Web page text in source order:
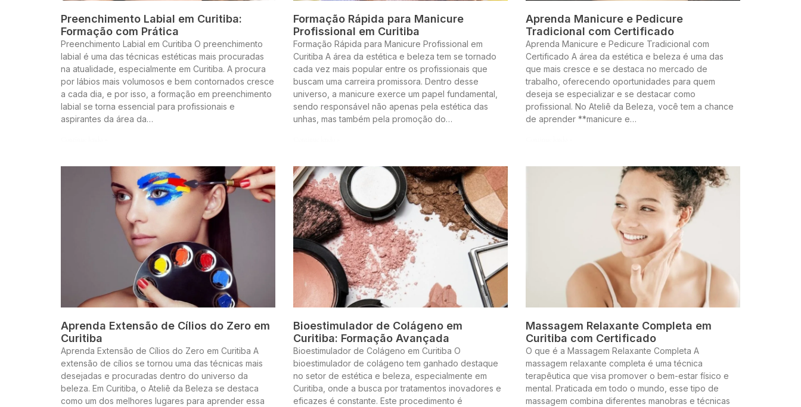
Preenchimento Labial em Curitiba:
Formação com Prática
Preenchimento Labial em Curitiba O preenchimento
labial é uma das técnicas estéticas mais procuradas
na atualidade, especialmente em Curitiba. A procura
por lábios mais volumosos e bem contornados cresce
a cada dia, e por isso, a formação em preenchimento
labial se torna essencial para profissionais e
aspirantes da área da…
Formação Rápida para Manicure
Profissional em Curitiba
Formação Rápida para Manicure Profissional em
Curitiba A área da estética e beleza tem se tornado
cada vez mais popular entre os profissionais que
buscam uma carreira promissora. Dentro desse
universo, a manicure exerce um papel fundamental,
sendo responsável não apenas pela estética das
unhas, mas também pela promoção do…
Aprenda Manicure e Pedicure
Tradicional com Certificado
Aprenda Manicure e Pedicure Tradicional com
Certificado A área da estética e beleza é uma das
que mais cresce e se destaca no mercado de
trabalho, oferecendo oportunidades para quem
deseja se especializar e se destacar como
profissional. No Ateliê da Beleza, você tem a chance
de aprender **manicure e…
Aprenda Extensão de Cílios do Zero em
Curitiba
Aprenda Extensão de Cílios do Zero em Curitiba A
extensão de cílios se tornou uma das técnicas mais
desejadas e procuradas dentro do universo da
beleza. Em Curitiba, o Ateliê da Beleza se destaca
como um dos melhores lugares para aprender essa
Bioestimulador de Colágeno em
Curitiba: Formação Avançada
Bioestimulador de Colágeno em Curitiba O
bioestimulador de colágeno tem ganhado destaque
no setor de estética e beleza, especialmente em
Curitiba, onde a busca por tratamentos inovadores e
eficazes é constante. Este procedimento é
Massagem Relaxante Completa em
Curitiba com Certificado
O que é a Massagem Relaxante Completa A
massagem relaxante completa é uma técnica
terapêutica que visa promover o bem-estar físico e
mental. Praticada em todo o mundo, esse tipo de
massagem combina diferentes manobras e técnicas